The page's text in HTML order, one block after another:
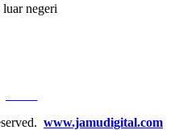
negeri
www.jamudigital.com